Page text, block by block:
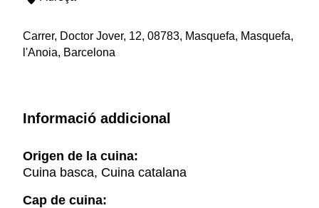
Carrer, Doctor Jover, 12, 08783, Masquefa, Masquefa,
l'Anoia, Barcelona
Informació addicional
Origen de la cuina:
Cuina basca, Cuina catalana
Cap de cuina: